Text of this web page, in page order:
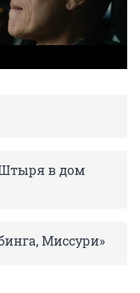
Штыря в дом
Миссури»